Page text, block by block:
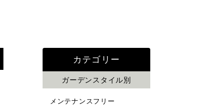
カテゴリー
ガーデンスタイル別
メンテナンスフリー